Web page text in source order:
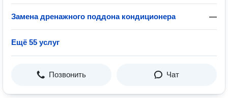
Замена дренажного поддона кондиционера —
Ещё 55 услуг
Позвонить Чат